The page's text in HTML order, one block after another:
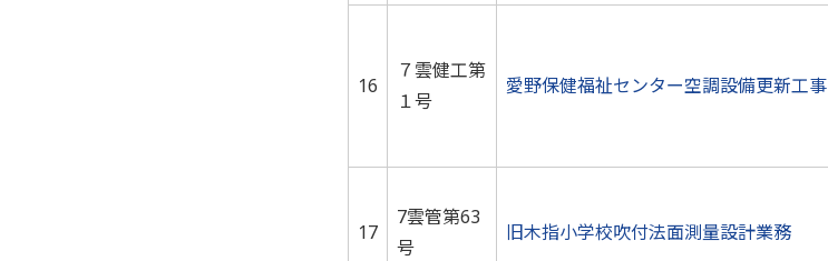
16
７雲健工第
１号
愛野保健福祉センター空調設備更新工事
17
7雲管第63
号
旧木指小学校吹付法面測量設計業務